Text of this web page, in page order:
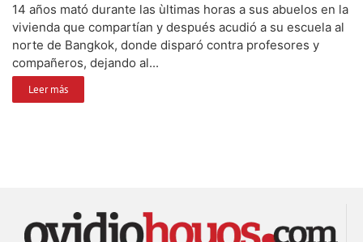
14 años mató durante las ùltimas horas a sus abuelos en la
vivienda que compartían y después acudió a su escuela al
norte de Bangkok, donde disparó contra profesores y
compañeros, dejando al...
Leer más